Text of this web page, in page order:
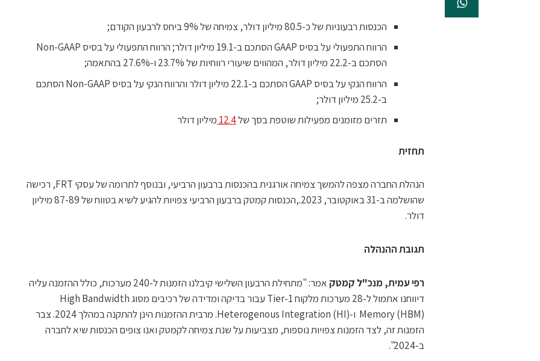
הכנסות רבעוניות של כ-80.5 מיליון דולר, צמיחה של 9% ביחס לרבעון הקודם;
הרווח התפעולי על בסיס GAAP הסתכם ב-19.1 מיליון דולר; הרווח התפעולי על בסיס Non-GAAP
הסתכם ב-22.2 מיליון דולר, המהווים שיעורי רווחיות של 23.7% ו-27.6% בהתאמה;
הרווח הנקי על בסיס GAAP הסתכם ב-22.1 מיליון דולר והרווח הנקי על בסיס Non-GAAP הסתכם
ב-25.2 מיליון דולר;
תזרים מזומנים מפעילות שוטפת בסך של12.4 מיליון דולר
תחזית
הנהלת החברה מצפה להמשך צמיחה אורגנית בהכנסות ברבעון הרביעי, ובנוסף לתרומה של עסקי FRT, רכישה
שהושלמה ב-31 באוקטובר, 2023.,הכנסות קמטק ברבעון הרביעי צפויות להגיע לשיא בטווח של 87-89 מיליון
דולר.
תגובת ההנהלה
רפי עמית, מנכ"ל קמטק
אמר: "מתחילת הרבעון השלישי קיבלנו הזמנות ל-240 מערכות, כולל ההזמנה עליה
דיווחנו אתמול ל-28 מערכות מלקוח Tier-1 עבור בדיקה ומדידה של רכיבים מסוג High Bandwidth
Memory (HBM) ו-Heterogenous Integration (HI). מרבית ההזמנות הינן להתקנה במהלך 2024. צבר
הזמנות זה, לצד הזמנות צפויות נוספות, מצביעות על שנת צמיחה לקמטק ואנו צופים הכנסות שיא לחברה
ב-2024".